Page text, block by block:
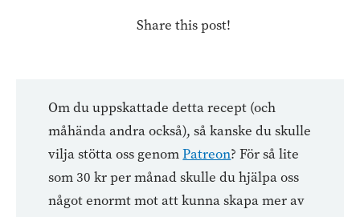
Share this post!
Om du uppskattade detta recept (och
måhända andra också), så kanske du skulle
vilja stötta oss genomPatreon? För så lite
som 30 kr per månad skulle du hjälpa oss
något enormt mot att kunna skapa mer av